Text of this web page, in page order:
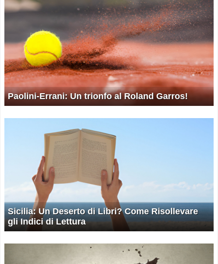
Paolini-Errani: Un trionfo al Roland Garros!
Sicilia: Un Deserto di Libri? Come Risollevare
gli Indici di Lettura